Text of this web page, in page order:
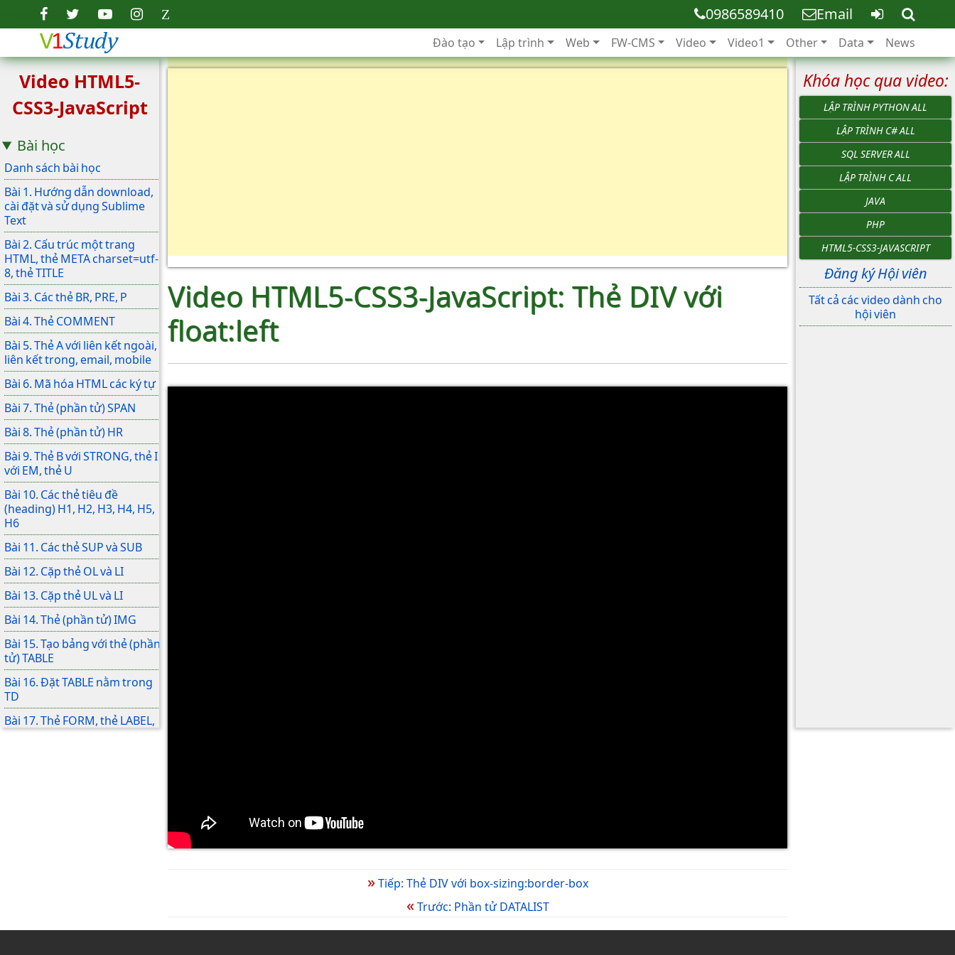
0986589410 Email
Đào tạo Lập trình Web FW-CMS Video Video1 Other Data News
Video HTML5-
CSS3-JavaScript
Bài học
Danh sách bài học
Bài 1. Hướng dẫn download,
cài đặt và sử dụng Sublime
Text
Bài 2. Cấu trúc một trang
HTML, thẻ META charset=utf-
8, thẻ TITLE
Bài 3. Các thẻ BR, PRE, P
Bài 4. Thẻ COMMENT
Bài 5. Thẻ A với liên kết ngoài,
liên kết trong, email, mobile
Bài 6. Mã hóa HTML các ký tự
Bài 7. Thẻ (phần tử) SPAN
Bài 8. Thẻ (phần tử) HR
Bài 9. Thẻ B với STRONG, thẻ I
với EM, thẻ U
Bài 10. Các thẻ tiêu đề
(heading) H1, H2, H3, H4, H5,
H6
Bài 11. Các thẻ SUP và SUB
Bài 12. Cặp thẻ OL và LI
Bài 13. Cặp thẻ UL và LI
Bài 14. Thẻ (phần tử) IMG
Bài 15. Tạo bảng với thẻ (phần
tử) TABLE
Bài 16. Đặt TABLE nằm trong
TD
Bài 17. Thẻ FORM, thẻ LABEL,
thẻ INPUT với TYPE là TEXT,
Bài 22. Thẻ FORM với thuộc
Video HTML5-CSS3-JavaScript: Thẻ DIV với
float:left
»Tiếp: Thẻ DIV với box-sizing:border-box
«Trước: Phần tử DATALIST
Khóa học qua video:
LẬP TRÌNH PYTHON ALL
LẬP TRÌNH C# ALL
SQL SERVER ALL
LẬP TRÌNH C ALL
JAVA
PHP
HTML5-CSS3-JAVASCRIPT
Đăng ký Hội viên
Tất cả các video dành cho
hội viên